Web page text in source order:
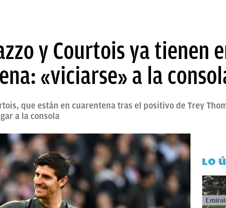
y Courtois ya tienen
«viciarse» a la
que están en cuarentena tras el positivo de Trey
a la consola
LO